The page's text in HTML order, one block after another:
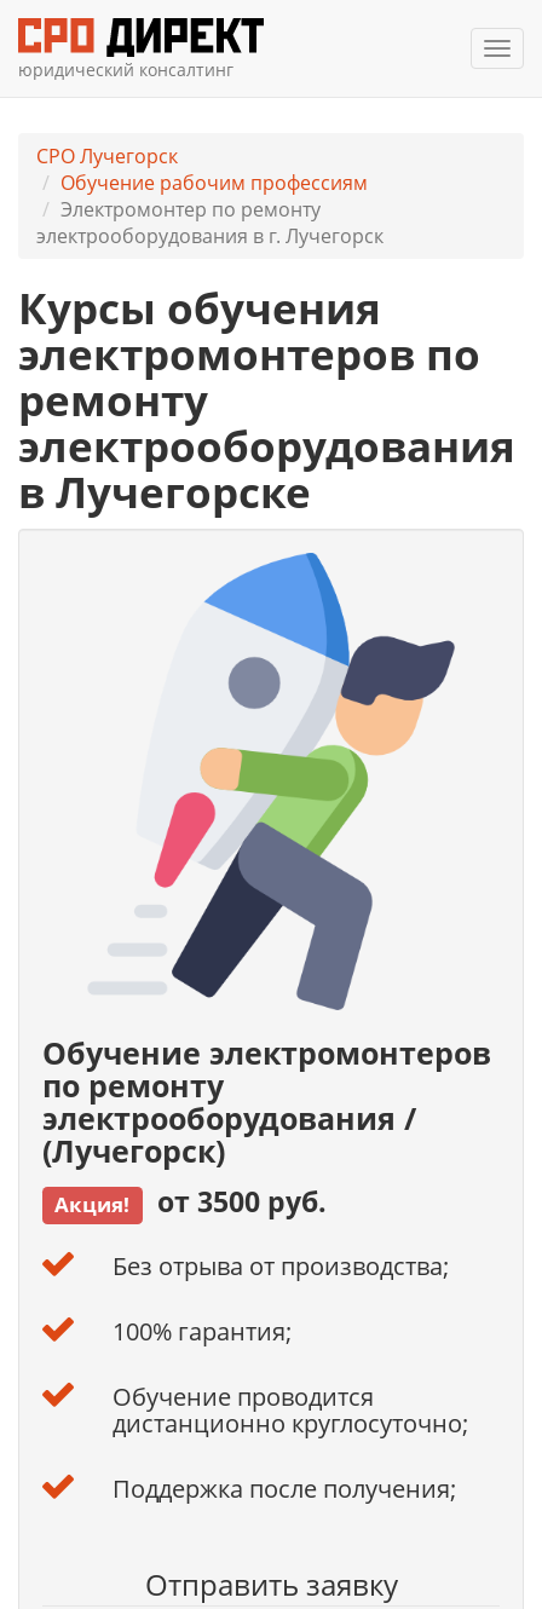
юридический консалтинг
СРО Лучегорск
Обучение рабочим профессиям
Электромонтер по ремонту
электрооборудования в г. Лучегорск
Курсы обучения
электромонтеров по
ремонту
электрооборудования
в Лучегорске
Обучение электромонтеров
по ремонту
электрооборудования /
(Лучегорск)
Акция! от 3500 руб.
Без отрыва от производства;
100% гарантия;
Обучение проводится
дистанционно круглосуточно;
Поддержка после получения;
Отправить заявку